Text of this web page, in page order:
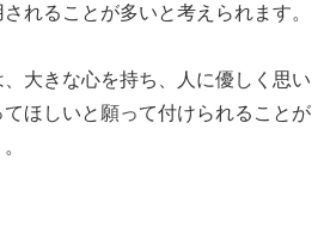
れることが多いと考えられます。
、大きな心を持ち、人に優しく思い
ほしいと願って付けられることが